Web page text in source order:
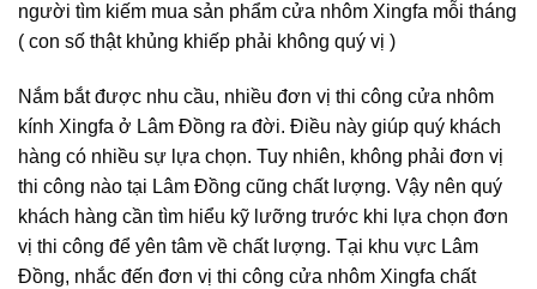
người tìm kiếm mua sản phẩm cửa nhôm Xingfa mỗi tháng
( con số thật khủng khiếp phải không quý vị )
Nắm bắt được nhu cầu, nhiều đơn vị thi công cửa nhôm
kính Xingfa ở Lâm Đồng ra đời. Điều này giúp quý khách
hàng có nhiều sự lựa chọn. Tuy nhiên, không phải đơn vị
thi công nào tại Lâm Đồng cũng chất lượng. Vậy nên quý
khách hàng cần tìm hiểu kỹ lưỡng trước khi lựa chọn đơn
vị thi công để yên tâm về chất lượng. Tại khu vực Lâm
Đồng, nhắc đến đơn vị thi công cửa nhôm Xingfa chất